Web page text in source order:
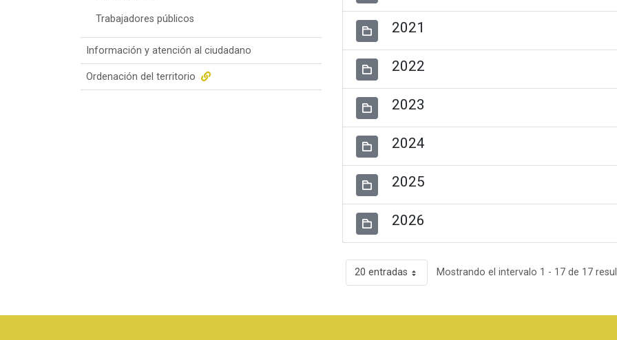
Trabajadores públicos
Información y atención al ciudadano
Ordenación del territorio
2021
2022
2023
2024
2025
2026
20 entradas Mostrando el intervalo 1 - 17 de 17